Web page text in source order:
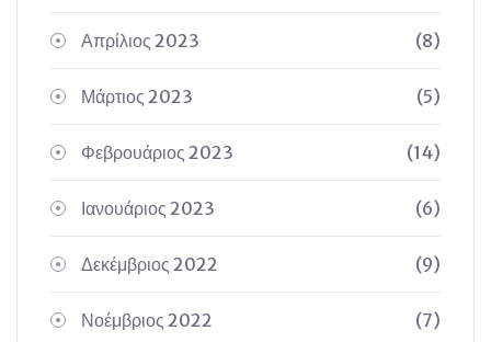
Απρίλιος 2023 (8)
Μάρτιος 2023 (5)
Φεβρουάριος 2023 (14)
Ιανουάριος 2023 (6)
Δεκέμβριος 2022 (9)
Νοέμβριος 2022 (7)